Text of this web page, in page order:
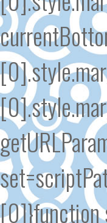
[0]}function